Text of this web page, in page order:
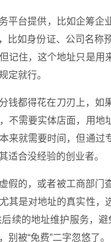
平台提供，比如企筹企
比如身份证、公司名称
记住，这个地址只是用
定就行。
钱都得花在刀刃上，如
不需要实体店面，用地
来就需要时间，但通过
适合没经验的创业者。
假的，或者被工商部门
其是对地址的真实性，
续的地址维护服务，
被“免费”二字忽悠了。